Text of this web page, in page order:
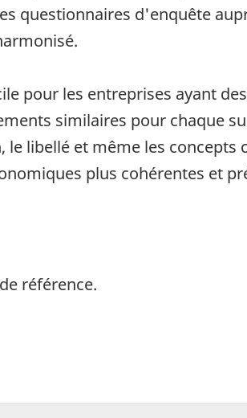
questionnaires d'enquête
pour les entreprises ayant
similaires pour chaque
libellé et même les
plus cohérentes et
référence.